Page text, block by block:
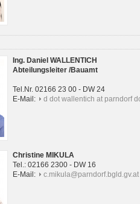
Ing. Daniel WALLENTICH
Abteilungsleiter /Bauamt
Tel.Nr. 02166 23 00 - DW 24
E-Mail:
d dot wallentich at parndorf
Christine MIKULA
Tel.: 02166 2300 - DW 16
E-Mail:
c.mikula@parndorf.bgld.gv.at